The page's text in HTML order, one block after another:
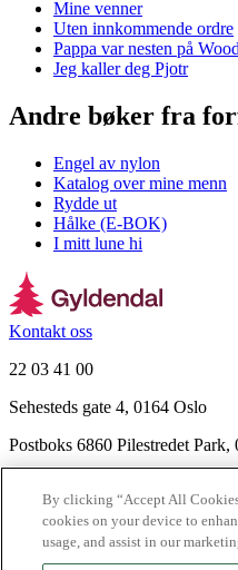
Mine venner
Uten innkommende ordre
Pappa var nesten på
Jeg kaller deg Pjotr
Andre bøker fra
Engel av nylon
Katalog over mine menn
Rydde ut
Hålke (E-BOK)
I mitt lune hi
Kontakt oss
22 03 41 00
Sehesteds gate 4, 0164 Oslo
Postboks 6860 Pilestredet Park,
Nyhetsbrev
Ledige stillinger
Send inn manus
By clicking “Accept All
cookies on your device to
usage, and assist in our